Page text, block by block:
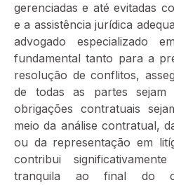
gerenciadas e até evitadas
e a assistência jurídica
advogado especializado
fundamental tanto para a
resolução de conflitos,
de todas as partes sejam
obrigações contratuais
meio da análise contratual,
ou da representação em
contribui
tranquila ao final do